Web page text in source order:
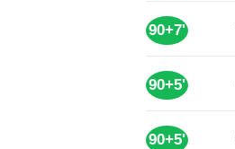
90+7'
90+5'
90+5'